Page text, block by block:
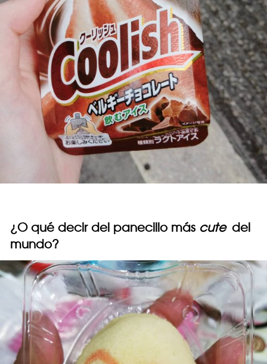
¿O qué decir del panecillo más cute del
mundo?